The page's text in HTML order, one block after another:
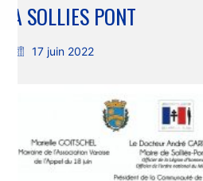
A SOLLIES PONT
17 juin 2022